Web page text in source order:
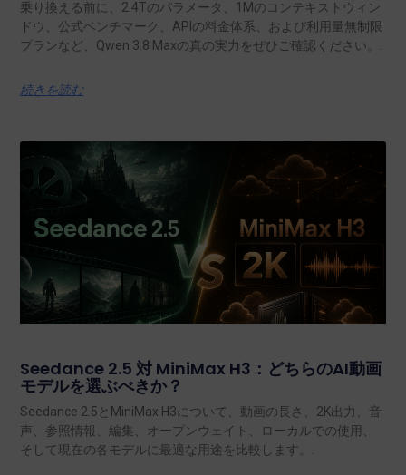
乗り換える前に、2.4Tのパラメータ、1Mのコンテキストウィン
ドウ、公式ベンチマーク、APIの料金体系、および利用量無制限
プランなど、Qwen 3.8 Maxの真の実力をぜひご確認ください。.
続きを読む
Seedance 2.5 対 MiniMax H3：どちらのAI動画
モデルを選ぶべきか？
Seedance 2.5とMiniMax H3について、動画の長さ、2K出力、音
声、参照情報、編集、オープンウェイト、ローカルでの使用、
そして現在の各モデルに最適な用途を比較します。.